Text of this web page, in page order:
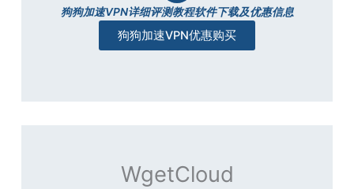
狗狗加速VPN详细评测教程软件下载及优惠信息
狗狗加速VPN优惠购买
WgetCloud